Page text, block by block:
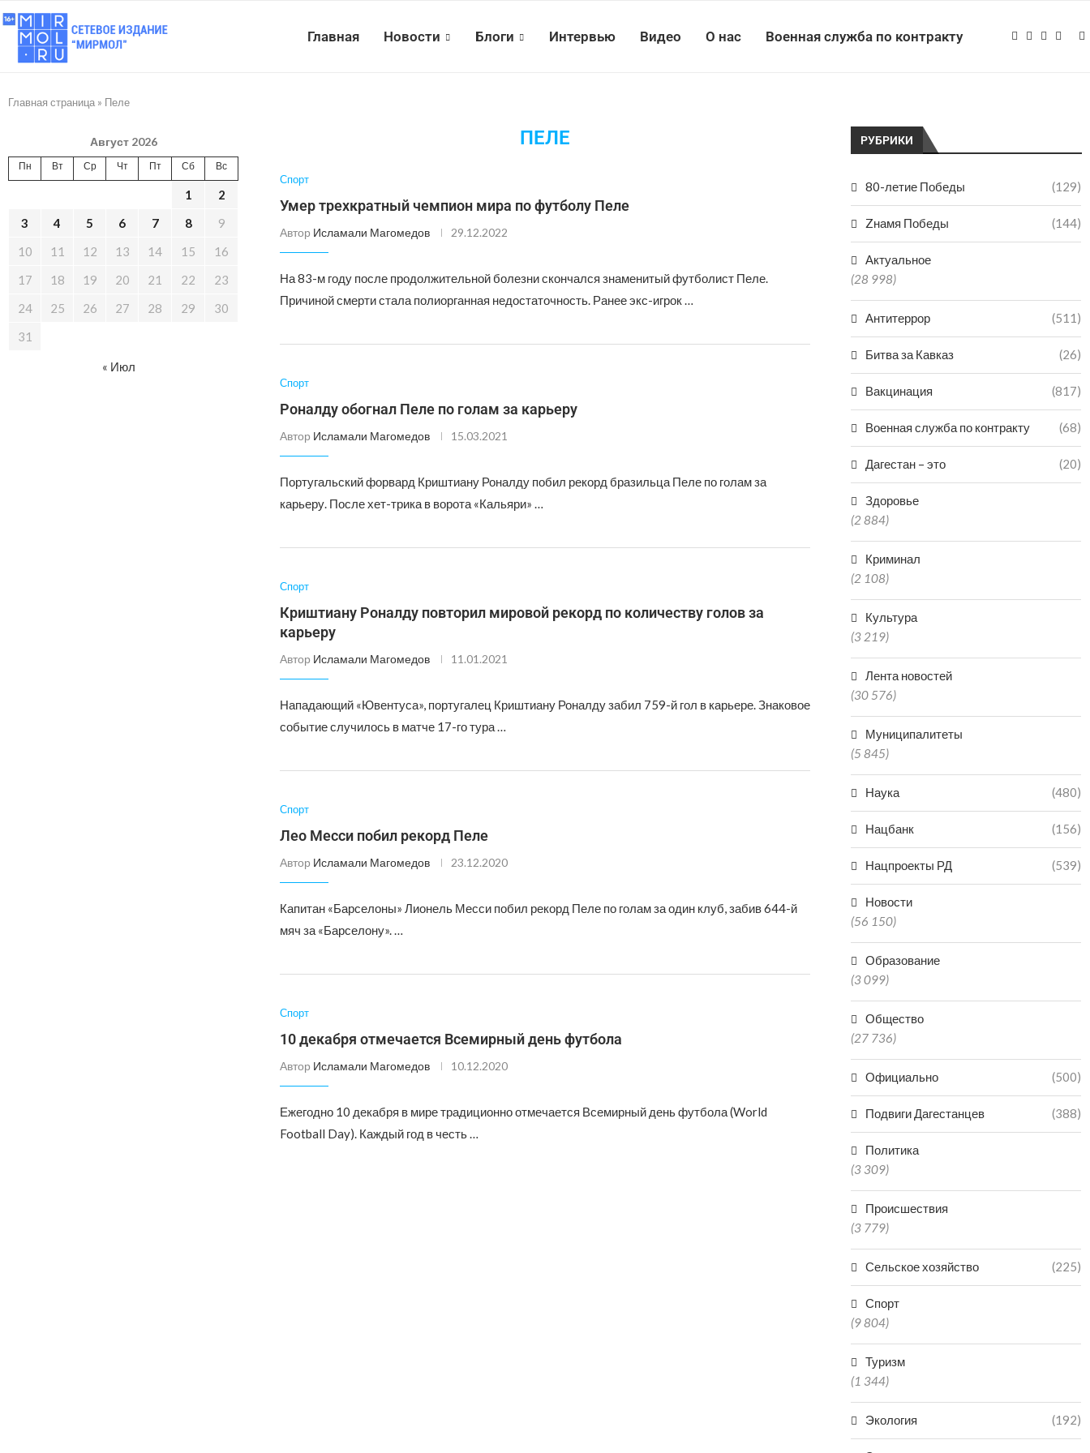
Главная Новости Блоги Интервью Видео О нас Военная служба по контракту
Главная страница » Пеле
ПЕЛЕ
Спорт
Умер трехкратный чемпион мира по футболу Пеле
Автор Исламали Магомедов 29.12.2022
На 83-м году после продолжительной болезни скончался знаменитый футболист Пеле.
Причиной смерти стала полиорганная недостаточность. Ранее экс-игрок …
Спорт
Роналду обогнал Пеле по голам за карьеру
Автор Исламали Магомедов 15.03.2021
Португальский форвард Криштиану Роналду побил рекорд бразильца Пеле по голам за
карьеру. После хет-трика в ворота «Кальяри» …
Спорт
Криштиану Роналду повторил мировой рекорд по количеству голов за
карьеру
Автор Исламали Магомедов 11.01.2021
Нападающий «Ювентуса», португалец Криштиану Роналду забил 759-й гол в карьере. Знаковое
событие случилось в матче 17-го тура …
Спорт
Лео Месси побил рекорд Пеле
Автор Исламали Магомедов 23.12.2020
Капитан «Барселоны» Лионель Месси побил рекорд Пеле по голам за один клуб, забив 644-й
мяч за «Барселону». …
Спорт
10 декабря отмечается Всемирный день футбола
Автор Исламали Магомедов 10.12.2020
Ежегодно 10 декабря в мире традиционно отмечается Всемирный день футбола (World
Football Day). Каждый год в честь …
РУБРИКИ
80-летие Победы (129)
Zнамя Победы (144)
Актуальное
(28 998)
Антитеррор (511)
Битва за Кавказ (26)
Вакцинация (817)
Военная служба по контракту (68)
Дагестан – это (20)
Здоровье
(2 884)
Криминал
(2 108)
Культура
(3 219)
Лента новостей
(30 576)
Муниципалитеты
(5 845)
Наука (480)
Нацбанк (156)
Нацпроекты РД (539)
Новости
(56 150)
Образование
(3 099)
Общество
(27 736)
Официально (500)
Подвиги Дагестанцев (388)
Политика
(3 309)
Происшествия
(3 779)
Сельское хозяйство (225)
Спорт
(9 804)
Туризм
(1 344)
Экология (192)
Август 2026
Пн Вт Ср Чт Пт Сб Вс
1
2
3
4 5 6 7 8
9
10
11 12 13 14 15
16
17
18 19 20 21 22
23
24
25 26 27 28 29
30
31
« Июл